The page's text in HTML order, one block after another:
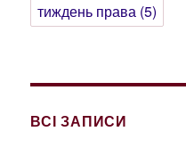
тиждень права (5)
ВСІ ЗАПИСИ